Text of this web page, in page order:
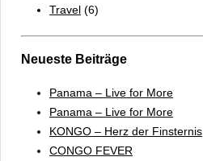
Travel (6)
Neueste Beiträge
Panama – Live for More
Panama – Live for More
KONGO – Herz der Finsternis
CONGO FEVER